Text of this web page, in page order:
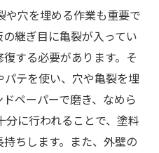
や穴を埋める作業も重要で
継ぎ目に亀裂が入ってい
する必要があります。そ
テを使い、穴や亀裂を埋
ペーパーで磨き、なめら
に行われることで、塗料
ちします。また、外壁の